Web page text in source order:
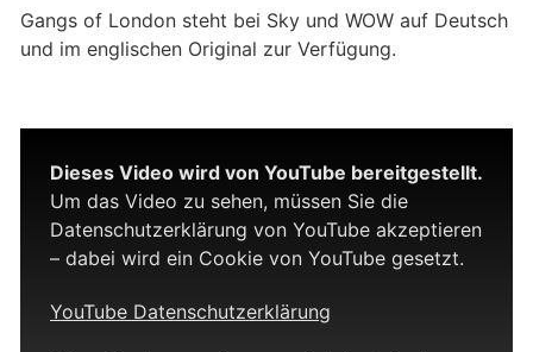
Gangs of London steht bei Sky und WOW auf Deutsch
und im englischen Original zur Verfügung.
Dieses Video wird von YouTube bereitgestellt.
Um das Video zu sehen, müssen Sie die
Datenschutzerklärung von YouTube akzeptieren
– dabei wird ein Cookie von YouTube gesetzt.
YouTube Datenschutzerklärung